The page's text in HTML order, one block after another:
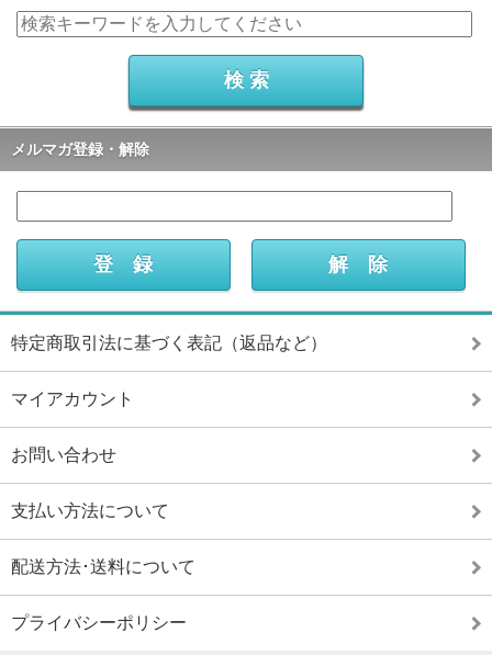
メルマガ登録・解除
特定商取引法に基づく表記（返品など）
マイアカウント
お問い合わせ
支払い方法について
配送方法･送料について
プライバシーポリシー